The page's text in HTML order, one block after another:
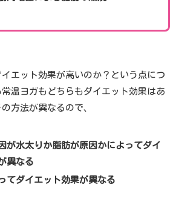
エット効果が高いのか？という点につ
温ヨガもどちらもダイエット効果はあ
方法が異なるので、
が水太りか脂肪が原因かによってダイ
異なる
てダイエット効果が異なる